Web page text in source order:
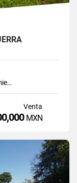
Estacionamiento
Venta
MXN